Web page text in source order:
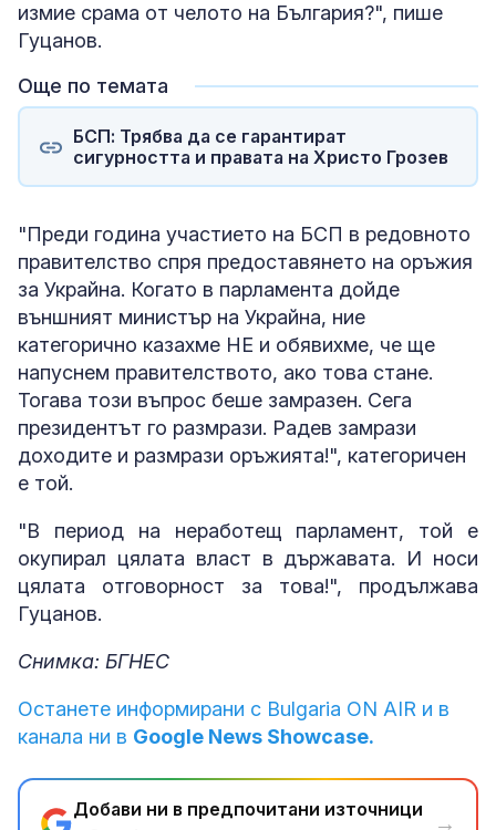
измие срама от челото на България?", пише
Гуцанов.
Още по темата
БСП: Трябва да се гарантират
сигурността и правата на Христо Грозев
"Преди година участието на БСП в редовното
правителство спря предоставянето на оръжия
за Украйна. Когато в парламента дойде
външният министър на Украйна, ние
категорично казахме НЕ и обявихме, че ще
напуснем правителството, ако това стане.
Тогава този въпрос беше замразен. Сега
президентът го размрази. Радев замрази
доходите и размрази оръжията!", категоричен
е той.
"В период на неработещ парламент, той е
окупирал цялата власт в държавата. И носи
цялата отговорност за това!", продължава
Гуцанов.
Снимка: БГНЕС
Останете информирани с Bulgaria ON AIR и в
канала ни в Google News Showcase.
Добави ни в предпочитани източници
→